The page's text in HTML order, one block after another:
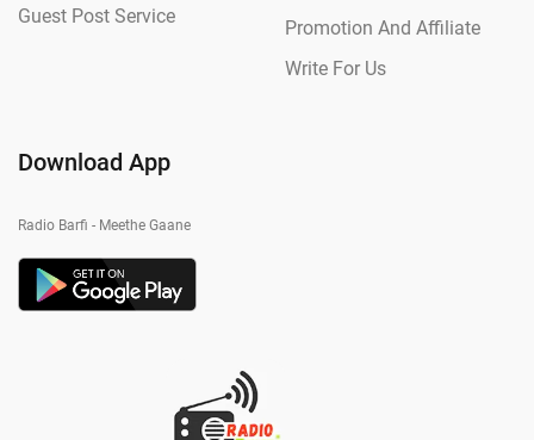
Guest Post Service
Promotion And Affiliate
Write For Us
Download App
Radio Barfi - Meethe Gaane